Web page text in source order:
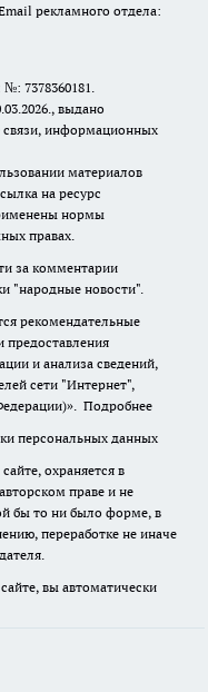
рекламного отдела:
7378360181.
выдано
связи, информационных
материалов
на ресурс
нормы
правах.
за комментарии
"народные новости".
рекомендательные
и анализа сведений,
сети "Интернет",
Подробнее
персональных данных
охраняется в
праве и не
бы то ни было форме, в
переработке не иначе
вы автоматически